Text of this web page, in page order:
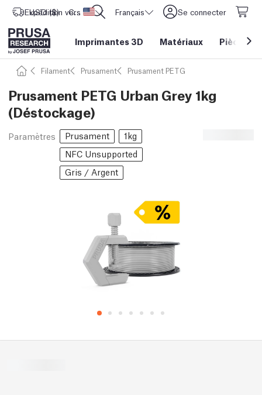
Expédition vers Etats-Unis d'Amérique
USD ($) CORE One L: Maintenant en stock ! Français Se connecter
Imprimantes 3D Matériaux Pièces&
Filament Prusament Prusament PETG
Prusament PETG Urban Grey 1kg
(Déstockage)
Paramètres Prusament
1kg
NFC Unsupported
Gris / Argent